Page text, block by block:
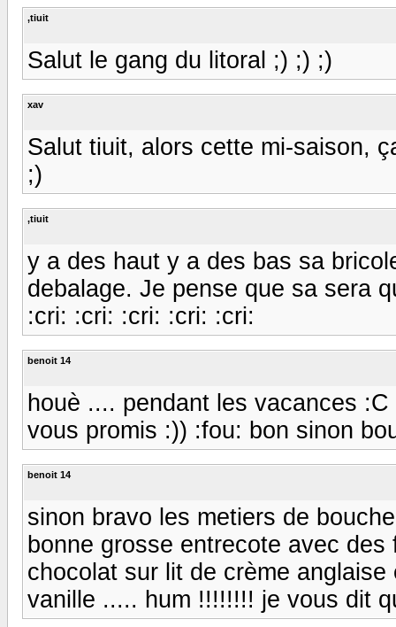
,tiuit
Salut le gang du litoral ;) ;) ;)
xav
Salut tiuit, alors cette mi-saison,
;)
,tiuit
y a des haut y a des bas sa
debalage. Je pense que sa sera
:cri: :cri: :cri: :cri: :cri:
benoit 14
houè .... pendant les vacances
vous promis :)) :fou: bon sinon
benoit 14
sinon bravo les metiers de
bonne grosse entrecote avec
chocolat sur lit de crème
vanille ..... hum !!!!!!!! je vous dit